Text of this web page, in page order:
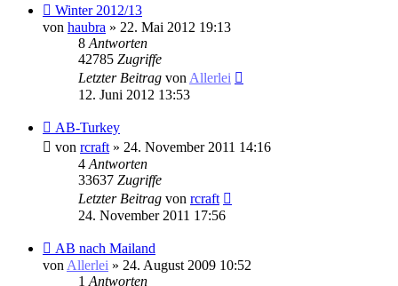
Winter 2012/13
von haubra » 22. Mai 2012 19:13
8 Antworten
42785 Zugriffe
Letzter Beitrag von Allerlei
12. Juni 2012 13:53
AB-Turkey
von rcraft » 24. November 2011 14:16
4 Antworten
33637 Zugriffe
Letzter Beitrag von rcraft
24. November 2011 17:56
AB nach Mailand
von Allerlei » 24. August 2009 10:52
1 Antworten